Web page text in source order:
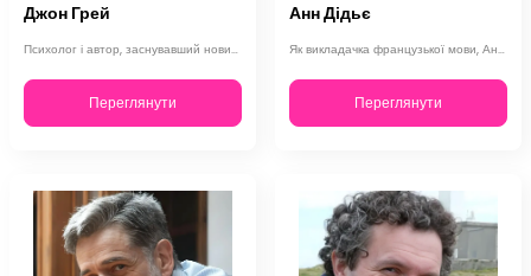
Джон Грей
Психолог і автор, заснувавший новий підхід до взаємин між чоловіками та жінками…
Переглянути
Анн Дідьє
Як викладачка французької мови, Анн Дідьє завжди ставила перед собою мету вплив…
Переглянути